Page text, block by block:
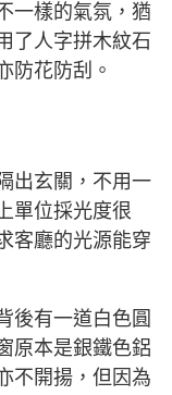
一樣的氣氛，猶
了人字拼木紋石
防花防刮。
出玄關，不用一
單位採光度很
客廳的光源能穿
後有一道白色圓
原本是銀鐵色鋁
不開揚，但因為